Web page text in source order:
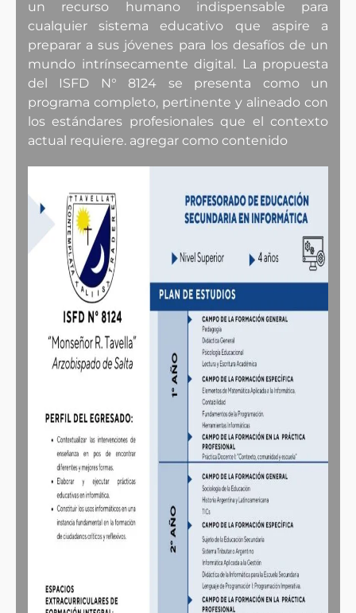
un recurso humano indispensable para
cualquier sistema educativo que aspire a
preparar a sus jóvenes para los desafíos de un
mundo intrínsecamente digital. La propuesta
del ISFD N° 8124 se presenta como un
programa completo, pertinente y alineado con
los estándares profesionales que el contexto
actual requiere. agregar como contenido